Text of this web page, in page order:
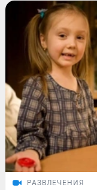
РАЗВЛЕЧЕНИЯ